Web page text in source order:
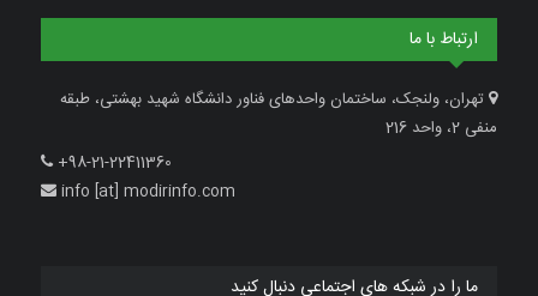
ارتباط با ما
تهران، ولنجک، ساختمان واحدهای فناور دانشگاه شهید بهشتی، طبقه
منفی 2، واحد 216
+98-21-22411360
info [at] modirinfo.com
ما را در شبکه های اجتماعی دنبال کنید